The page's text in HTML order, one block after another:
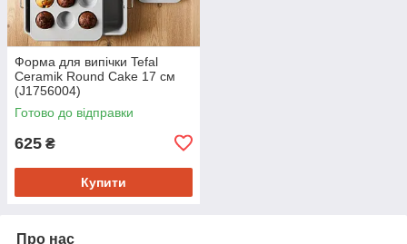
Форма для випічки Tefal
Ceramik Round Cake 17 см
(J1756004)
Готово до відправки
625 ₴
Купити
Про нас